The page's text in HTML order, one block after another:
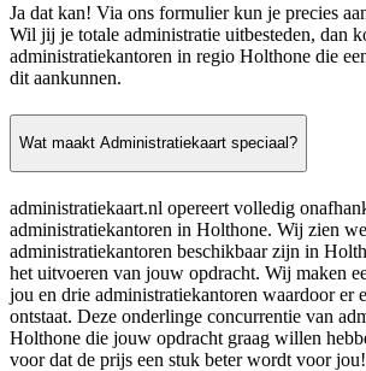
Ja dat kan! Via ons formulier kun je precies
Wil jij je totale administratie uitbesteden, dan
administratiekantoren in regio Holthone die
dit aankunnen.
Wat maakt Administratiekaart speciaal?
administratiekaart.nl opereert volledig
administratiekantoren in Holthone. Wij zien
administratiekantoren beschikbaar zijn in
het uitvoeren van jouw opdracht. Wij maken
jou en drie administratiekantoren waardoor er
ontstaat. Deze onderlinge concurrentie van
Holthone die jouw opdracht graag willen
voor dat de prijs een stuk beter wordt voor jou!